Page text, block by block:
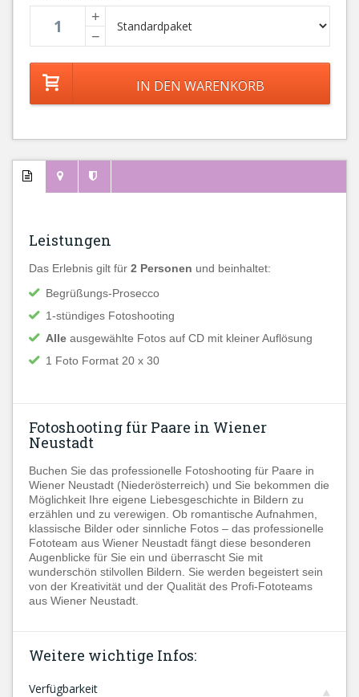
+
−
Leistungen
Das Erlebnis gilt für 2 Personen und beinhaltet:
Begrüßungs-Prosecco
1-stündiges Fotoshooting
Alle ausgewählte Fotos auf CD mit kleiner Auflösung
1 Foto Format 20 x 30
Fotoshooting für Paare in Wiener
Neustadt
Buchen Sie das professionelle Fotoshooting für Paare in
Wiener Neustadt (Niederösterreich) und Sie bekommen die
Möglichkeit Ihre eigene Liebesgeschichte in Bildern zu
erzählen und zu verewigen. Ob romantische Aufnahmen,
klassische Bilder oder sinnliche Fotos – das professionelle
Fototeam aus Wiener Neustadt fängt diese besonderen
Augenblicke für Sie ein und überrascht Sie mit
wunderschön stilvollen Bildern. Sie werden begeistert sein
von der Kreativität und der Qualität des Profi-Fototeams
aus Wiener Neustadt.
Weitere wichtige Infos:
Verfügbarkeit